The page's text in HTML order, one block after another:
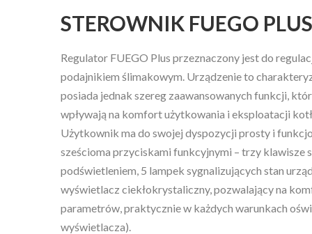
STEROWNIK FUEGO
Regulator FUEGO Plus przeznaczony jest do
podajnikiem ślimakowym. Urządzenie to
posiada jednak szereg zaawansowanych funkcji,
wpływają na komfort użytkowania i eksploatacji
Użytkownik ma do swojej dyspozycji prosty i
sześcioma przyciskami funkcyjnymi – trzy klawisze
podświetleniem, 5 lampek sygnalizujących stan
wyświetlacz ciekłokrystaliczny, pozwalający na
parametrów, praktycznie w każdych warunkach
wyświetlacza).